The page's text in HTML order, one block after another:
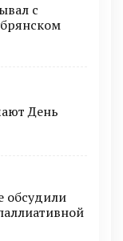
с
День
обсудили